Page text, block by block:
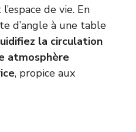
de vie. En
d’angle à une table
la circulation
atmosphère
, propice aux